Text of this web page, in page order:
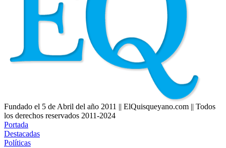
Fundado el 5 de Abril del año 2011 || ElQuisqueyano.com || Todos
los derechos reservados 2011-2024
Portada
Destacadas
Políticas